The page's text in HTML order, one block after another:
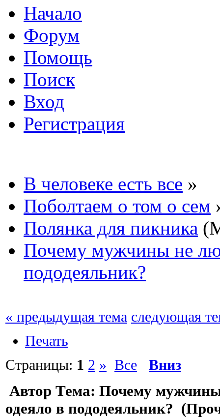
Начало
Форум
Помощь
Поиск
Вход
Регистрация
В человеке есть все »
Поболтаем о том о сем
Полянка для пикника
Почему мужчины не
пододеяльник?
« предыдущая тема следующая
Печать
Страницы: 1 2 » Все Вниз
Автор Тема: Почему
одеяло в пододеяльник?